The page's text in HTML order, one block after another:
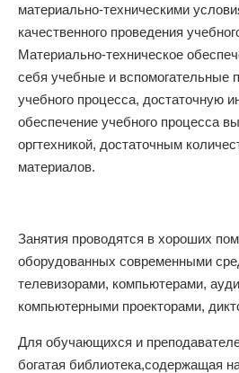
материально-техническими
качественного проведения
Материально-техническое
себя учебные и вспомогательные
учебного процесса, достаточную
обеспечение учебного процесса
оргтехникой, достаточным
материалов.
Занятия проводятся в хороших
оборудованных современными
телевизорами, компьютерами,
компьютерными проекторами,
Для обучающихся и
богатая библиотека,содержащая